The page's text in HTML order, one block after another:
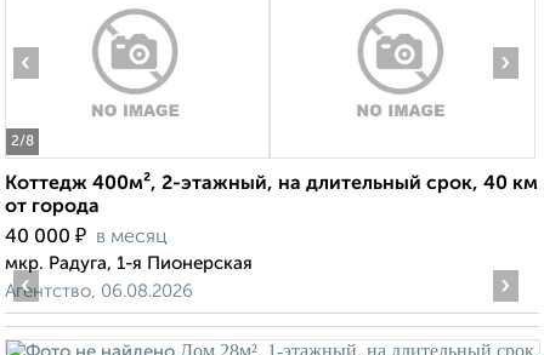
2/8
‹ ›
Коттедж 400м², 2-этажный, на длительный срок, 40 км
от города
40 000 ₽ в месяц
мкр. Радуга, 1-я Пионерская
Агентство, 06.08.2026
‹ ›